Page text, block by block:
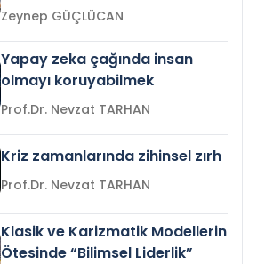
Zeynep GÜÇLÜCAN
Yapay zeka çağında insan
olmayı koruyabilmek
Prof.Dr. Nevzat TARHAN
Kriz zamanlarında zihinsel zırh
Prof.Dr. Nevzat TARHAN
Klasik ve Karizmatik Modellerin
Ötesinde “Bilimsel Liderlik”